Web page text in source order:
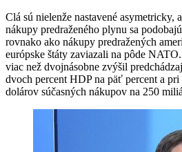
Clá sú nielenže nastavené asymetricky,
nákupy predraženého plynu sa
rovnako ako nákupy predražených
európske štáty zaviazali na pôde
viac než dvojnásobne zvýšil
dvoch percent HDP na päť percent a
dolárov súčasných nákupov na 250